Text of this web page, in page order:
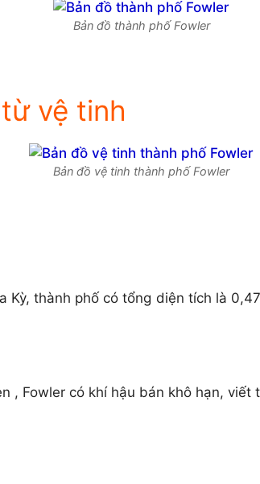
Bản đồ thành phố Fowler
vệ tinh
Bản đồ vệ tinh thành phố Fowler
Kỳ, thành phố có tổng diện tích là
, Fowler có khí hậu bán khô hạn, viết